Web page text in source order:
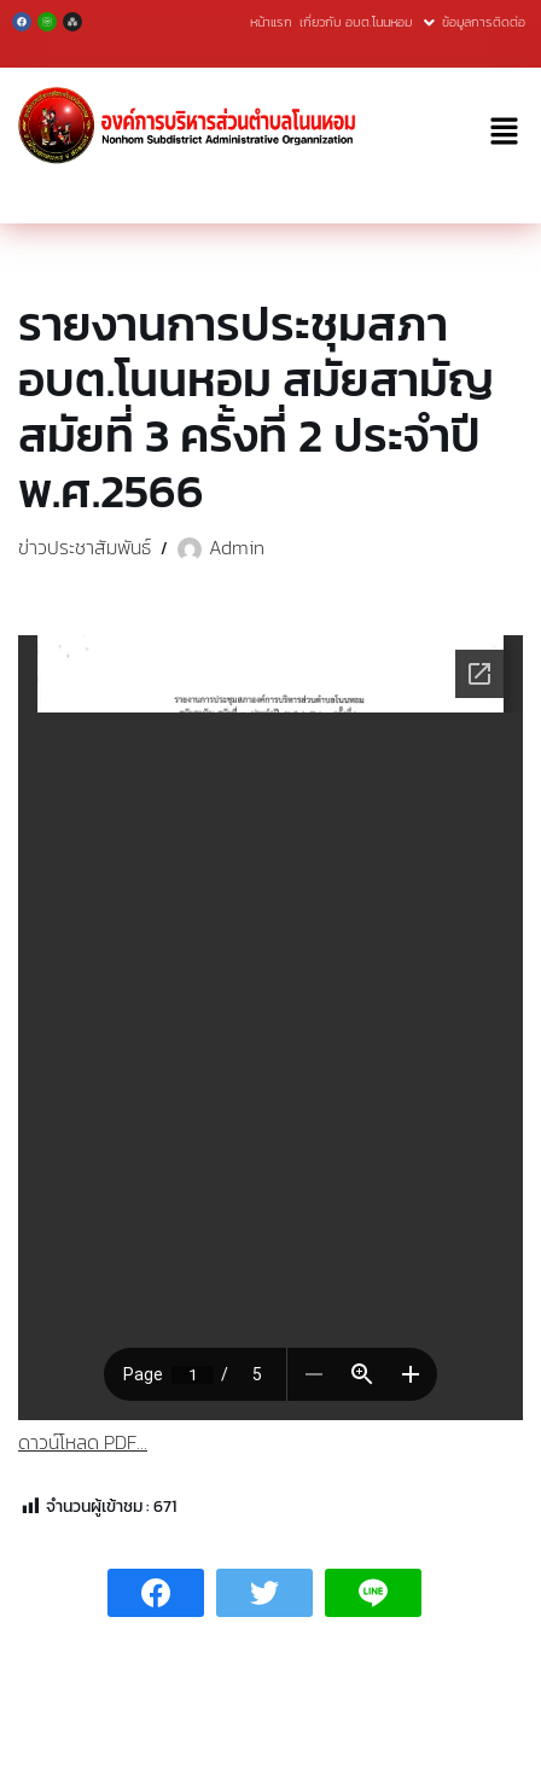
Skip
to
content
หน้าแรก เกี่ยวกับ อบต.โนนหอม ข้อมูลการติดต่อ
รายงานการประชุมสภา
อบต.โนนหอม สมัยสามัญ
สมัยที่ 3 ครั้งที่ 2 ประจำปี
พ.ศ.2566
ข่าวประชาสัมพันธ์ Admin
ดาวน์โหลด PDF...
จำนวนผู้เข้าชม :671